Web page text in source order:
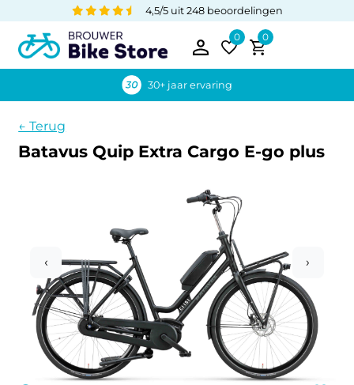
4,5/5 uit 248 beoordelingen
0 0
30+ jaar ervaring
← Terug
Batavus Quip Extra Cargo E-go plus
‹ ›